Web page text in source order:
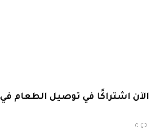
يتضمن Amazon Prime الآن اشتراكًا في توصيل الطعام في
0